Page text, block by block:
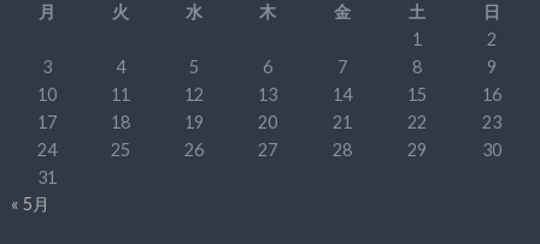
月
火 水 木 金 土
日
1
2
3
4 5 6 7 8
9
10
11 12 13 14 15
16
17
18 19 20 21 22
23
24
25 26 27 28 29
30
31
« 5月